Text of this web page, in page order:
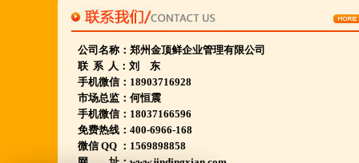
真实开店500家后,
若您开店无必胜把握,
请致电我们:4006966168
陕西西安市 宁夏银川市 山东聊城市等店.....
公司名称： 郑州金顶鲜企业管理有限公司
联 系 人：刘 东
手机微信：18903716928
市场总监：何恒震
手机微信：18037166596
免费热线：400-6966-168
微信 QQ ：1569898858